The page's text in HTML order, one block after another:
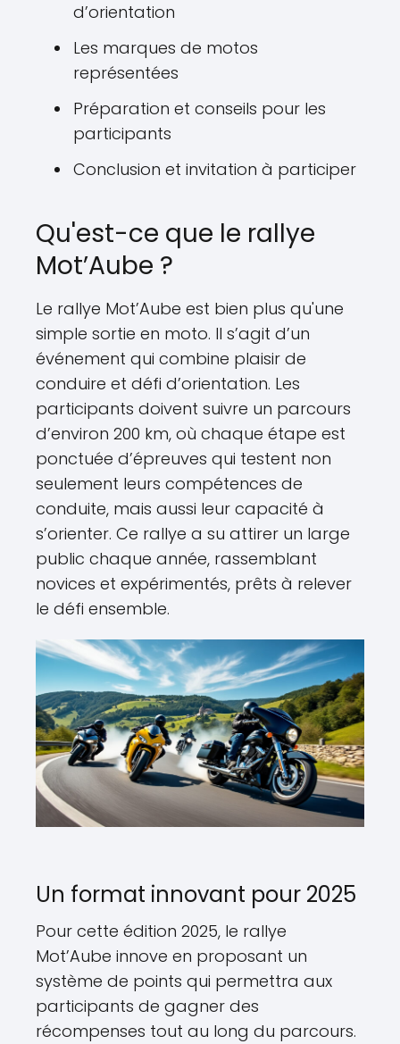
d’orientation
Les marques de motos
représentées
Préparation et conseils pour les
participants
Conclusion et invitation à participer
Qu'est-ce que le rallye
Mot’Aube ?
Le rallye Mot’Aube est bien plus qu'une
simple sortie en moto. Il s’agit d’un
événement qui combine plaisir de
conduire et défi d’orientation. Les
participants doivent suivre un parcours
d’environ 200 km, où chaque étape est
ponctuée d’épreuves qui testent non
seulement leurs compétences de
conduite, mais aussi leur capacité à
s’orienter. Ce rallye a su attirer un large
public chaque année, rassemblant
novices et expérimentés, prêts à relever
le défi ensemble.
Un format innovant pour 2025
Pour cette édition 2025, le rallye
Mot’Aube innove en proposant un
système de points qui permettra aux
participants de gagner des
récompenses tout au long du parcours.